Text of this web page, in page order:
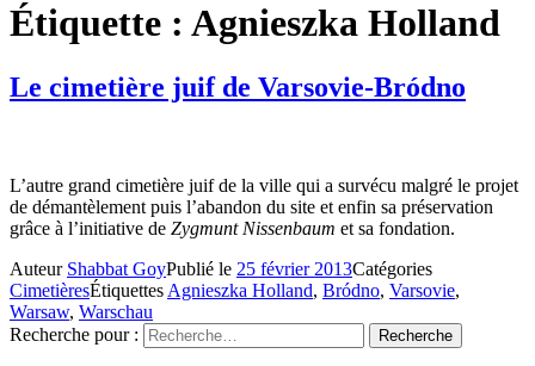
Étiquette : Agnieszka Holland
Le cimetière juif de Varsovie-Bródno
L’autre grand cimetière juif de la ville qui a survécu malgré le projet
de démantèlement puis l’abandon du site et enfin sa préservation
grâce à l’initiative de Zygmunt Nissenbaum et sa fondation.
Auteur Shabbat GoyPublié le 25 février 2013Catégories
CimetièresÉtiquettes Agnieszka Holland, Bródno, Varsovie,
Warsaw, Warschau
Recherche pour :
Recherche